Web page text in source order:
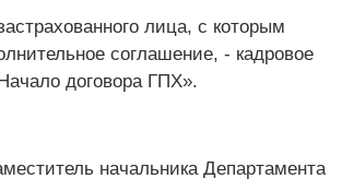
лица, с которым
соглашение, - кадровое
договора ГПХ».
начальника Департамента